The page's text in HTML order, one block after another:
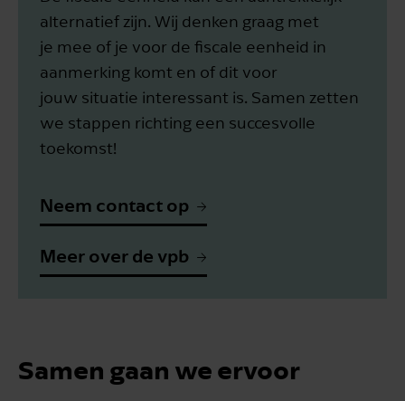
alternatief zijn. Wij denken graag met
je mee of je voor de fiscale eenheid in
aanmerking komt en of dit voor
jouw situatie interessant is. Samen zetten
we stappen richting een succesvolle
toekomst!
Neem contact op
Meer over de vpb
Samen gaan we ervoor